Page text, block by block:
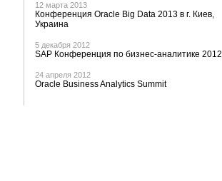
12 марта 2013
Конференция Oracle Big Data 2013 в г. Киев,
Украина
5 декабря 2012
SAP Конференция по бизнес-аналитике 2012
24 апреля 2012
Oracle Business Analytics Summit